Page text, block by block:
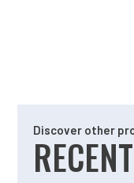
Discover other